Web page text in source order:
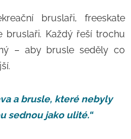
bruslaři, freeskate
bruslaři. Každý řeší trochu
– aby brusle seděly co
a brusle, které nebyly
sednou jako ulité.“